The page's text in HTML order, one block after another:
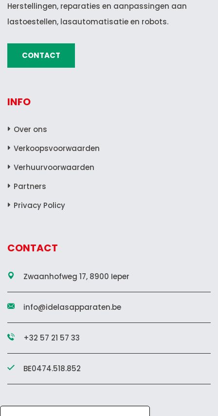
Herstellingen, reparaties en aanpassingen aan
lastoestellen, lasautomatisatie en robots.
CONTACT
INFO
Over ons
Verkoopsvoorwaarden
Verhuurvoorwaarden
Partners
Privacy Policy
CONTACT
Zwaanhofweg 17, 8900 Ieper
info@idelasapparaten.be
+32 57 21 57 33
BE0474.518.852